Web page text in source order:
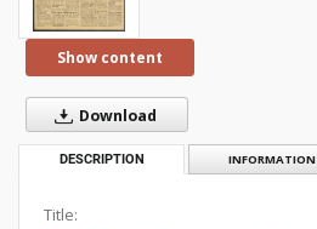
Show content
Download
DESCRIPTION INFORMATION
Title: